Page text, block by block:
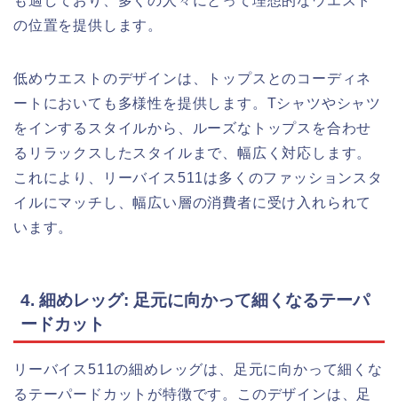
の位置を提供します。
低めウエストのデザインは、トップスとのコーディネ
ートにおいても多様性を提供します。Tシャツやシャツ
をインするスタイルから、ルーズなトップスを合わせ
るリラックスしたスタイルまで、幅広く対応します。
これにより、リーバイス511は多くのファッションスタ
イルにマッチし、幅広い層の消費者に受け入れられて
います。
4. 細めレッグ: 足元に向かって細くなるテーパ
ードカット
リーバイス511の細めレッグは、足元に向かって細くな
るテーパードカットが特徴です。このデザインは、足